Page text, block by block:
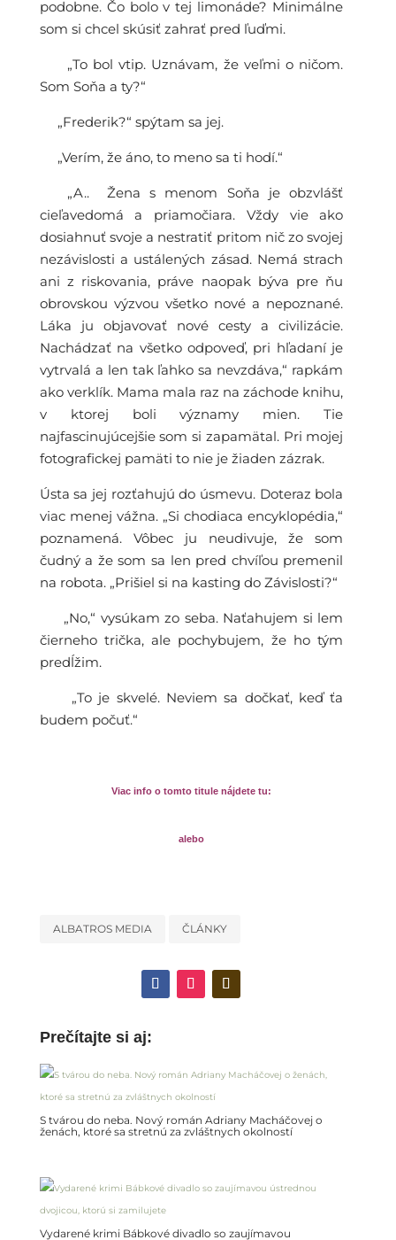
podobne. Čo bolo v tej limonáde? Minimálne
som si chcel skúsiť zahrať pred ľuďmi.
„To bol vtip. Uznávam, že veľmi o ničom.
Som Soňa a ty?“
„Frederik?“ spýtam sa jej.
„Verím, že áno, to meno sa ti hodí.“
„A.. Žena s menom Soňa je obzvlášť
cieľavedomá a priamočiara. Vždy vie ako
dosiahnuť svoje a nestratiť pritom nič zo svojej
nezávislosti a ustálených zásad. Nemá strach
ani z riskovania, práve naopak býva pre ňu
obrovskou výzvou všetko nové a nepoznané.
Láka ju objavovať nové cesty a civilizácie.
Nachádzať na všetko odpoveď, pri hľadaní je
vytrvalá a len tak ľahko sa nevzdáva,“ rapkám
ako verklík. Mama mala raz na záchode knihu,
v ktorej boli významy mien. Tie
najfascinujúcejšie som si zapamätal. Pri mojej
fotografickej pamäti to nie je žiaden zázrak.
Ústa sa jej rozťahujú do úsmevu. Doteraz bola
viac menej vážna. „Si chodiaca encyklopédia,“
poznamená. Vôbec ju neudivuje, že som
čudný a že som sa len pred chvíľou premenil
na robota. „Prišiel si na kasting do Závislosti?“
„No,“ vysúkam zo seba. Naťahujem si lem
čierneho trička, ale pochybujem, že ho tým
predĺžim.
„To je skvelé. Neviem sa dočkať, keď ťa
budem počuť.“
Viac info o tomto titule nájdete tu:
alebo
ALBATROS MEDIA ČLÁNKY
Prečítajte si aj:
S tvárou do neba. Nový román Adriany Macháčovej o
ženách, ktoré sa stretnú za zvláštnych okolností
Vydarené krimi Bábkové divadlo so zaujímavou